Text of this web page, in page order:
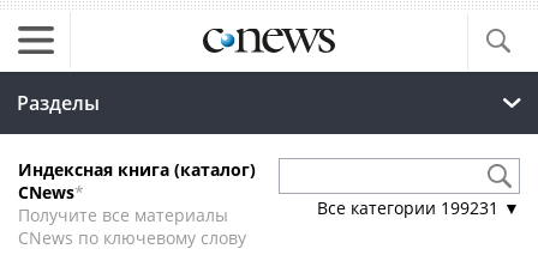
Разделы
Индексная книга (каталог)
CNews*
Получите все материалы
CNews по ключевому слову
Все категории 199231 ▼